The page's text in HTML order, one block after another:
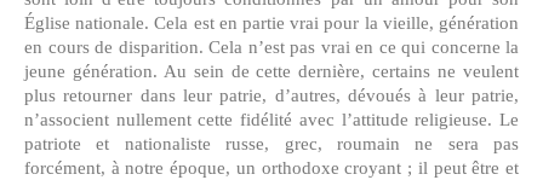
Église nationale. Cela est en partie vrai pour la vieille, génération
en cours de disparition. Cela n’est pas vrai en ce qui concerne la
jeune génération. Au sein de cette dernière, certains ne veulent
plus retourner dans leur patrie, d’autres, dévoués à leur patrie,
n’associent nullement cette fidélité avec l’attitude religieuse. Le
patriote et nationaliste russe, grec, roumain ne sera pas
forcément, à notre époque, un orthodoxe croyant ; il peut être et